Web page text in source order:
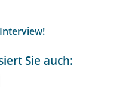
Sie auch: